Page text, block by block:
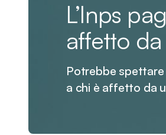
L’Inps
affetto
Potrebbe spettare
a chi è affetto da